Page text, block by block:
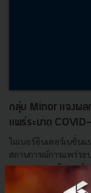
กลุ่ม Minor แจงผล
แพร่ระบาด
ไมเนอร์อินเตอร์เนชั่น
สถานการณ์การแพร่ระ
และมาตรการจัดการส